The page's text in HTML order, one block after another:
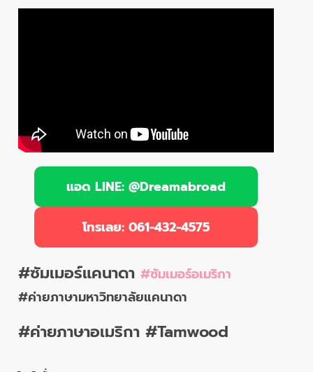
แอด LINE: @Dreamabroad
โทรเลย: 061-432-4575
#ซัมเมอร์แคนาดา #ซัมเมอร์อเมริกา
#ค่ายภาษามหาวิทยาลัยแคนาดา
#ค่ายภาษาอเมริกา #Tamwood